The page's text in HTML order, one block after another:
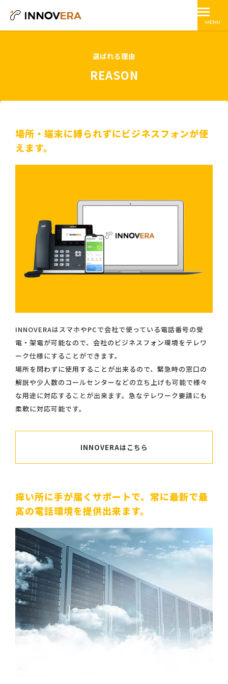
MENU
選ばれる理由
REASON
場所・端末に縛られずにビジネスフォンが使
えます。
INNOVERAはスマホやPCで会社で使っている電話番号の受
電・架電が可能なので、会社のビジネスフォン環境をテレワ
ーク仕様にすることができます。
場所を問わずに使用することが出来るので、緊急時の窓口の
解説や少人数のコールセンターなどの立ち上げも可能で様々
な用途に対応することが出来ます。急なテレワーク要請にも
柔軟に対応可能です。
INNOVERAはこちら
痒い所に手が届くサポートで、 常に最新で最
高の電話環境を提供出来ます。